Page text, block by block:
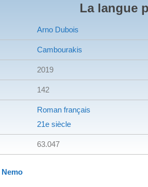
La langue
Arno Dubois
Cambourakis
2019
142
Roman français
21e siècle
63.047